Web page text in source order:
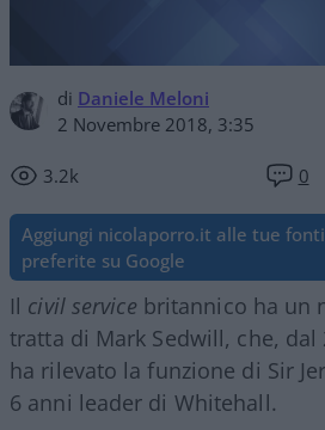
di Daniele Meloni
2 Novembre 2018, 3:35
3.2k 0
Aggiungi nicolaporro.it alle tue fonti
preferite su Google
Il civil service britannico ha un
tratta di Mark Sedwill, che,
ha rilevato la funzione di Sir
6 anni leader di Whitehall.